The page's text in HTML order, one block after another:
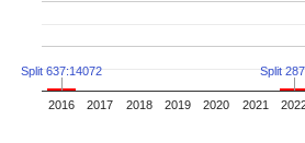
2016 2017 2018 2019 2020 2021
Split 637:14072 Split